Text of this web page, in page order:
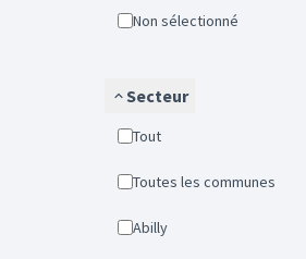
Non sélectionné
Secteur
Tout
Toutes les communes
Abilly